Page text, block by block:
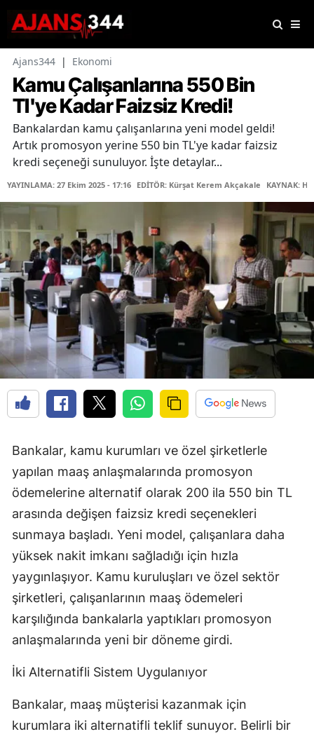
Ajans344 | Ekonomi
Kamu Çalışanlarına 550 Bin
Tl'ye Kadar Faizsiz Kredi!
Bankalardan kamu çalışanlarına yeni model geldi!
Artık promosyon yerine 550 bin TL'ye kadar faizsiz
kredi seçeneği sunuluyor. İşte detaylar...
YAYINLAMA: 27 Ekim 2025 - 17:16 EDİTÖR: Kürşat Kerem Akçakale KAYNAK:
Bankalar, kamu kurumları ve özel şirketlerle
yapılan maaş anlaşmalarında promosyon
ödemelerine alternatif olarak 200 ila 550 bin TL
arasında değişen faizsiz kredi seçenekleri
sunmaya başladı. Yeni model, çalışanlara daha
yüksek nakit imkanı sağladığı için hızla
yaygınlaşıyor. Kamu kuruluşları ve özel sektör
şirketleri, çalışanlarının maaş ödemeleri
karşılığında bankalarla yaptıkları promosyon
anlaşmalarında yeni bir döneme girdi.
İki Alternatifli Sistem Uygulanıyor
Bankalar, maaş müşterisi kazanmak için
kurumlara iki alternatifli teklif sunuyor. Belirli bir